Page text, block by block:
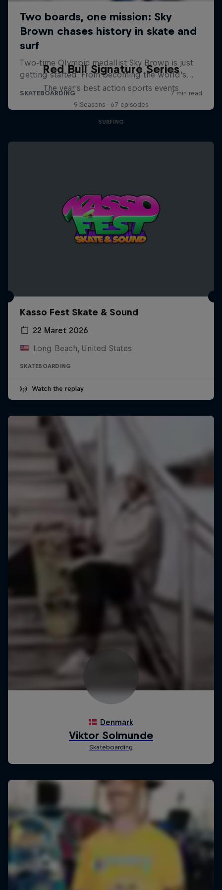
Red Bull Signature Series
The year's best action sports events
9 Seasons · 67 episodes
SURFING
Kasso Fest Skate & Sound
22 Maret 2026
Long Beach, United States
SKATEBOARDING
Watch the replay